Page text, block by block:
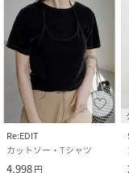
Re:EDIT
カットソー・Tシャツ
4,998円